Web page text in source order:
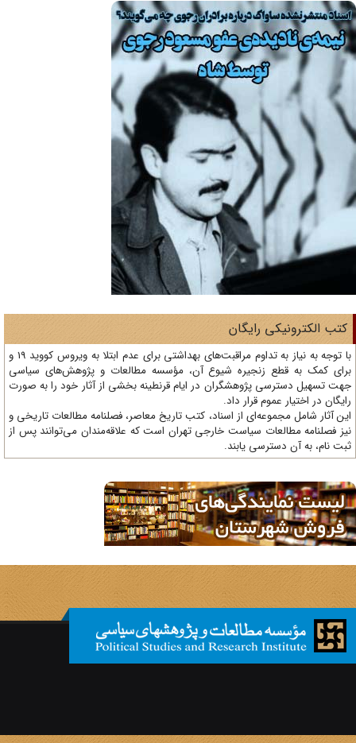
الکترونیکی رایگان
با توجه به نیاز به تداوم مراقبت‌های بهداشتی برای عدم ابتلا به ویروس کووید 19 و
کمک به قطع زنجیره شیوع آن، مؤسسه مطالعات و پژوهش‌های سیاسی
تسهیل دسترسی پژوهشگران در ایام قرنطینه بخشی از آثار خود را به صورت
در اختیار عموم قرار داد.
آثار شامل مجموعه‌ای از اسناد، کتب تاریخ معاصر، فصلنامه‌ مطالعات تاریخی و
فصلنامه مطالعات سیاست خارجی تهران است که علاقه‌مندان می‌توانند پس از
نام، به آن دسترسی یابند.